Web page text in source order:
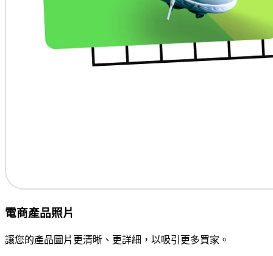
電商產品照片
讓您的產品圖片更清晰、更詳細，以吸引更多買家。